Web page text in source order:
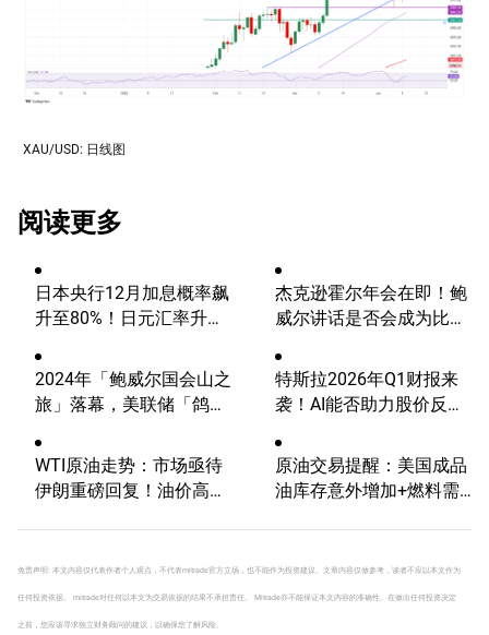
XAU/USD: 日线图
阅读更多
日本央行12月加息概率飙
升至80%！日元汇率升破
杰克逊霍尔年会在即！鲍
威尔讲话是否会成为比特
2024年「鲍威尔国会山之
旅」落幕，美联储「鸽
特斯拉2026年Q1财报来
袭！AI能否助力股价反
战！
WTI原油走势：市场亟待
伊朗重磅回复！油价高波
原油交易提醒：美国成品
油库存意外增加+燃料需
免责声明: 本文内容仅代表作者个人观点，不代表mitrade官方立场，也不能作为投资建议。文章内容仅做参考，读者不应以本文作为
任何投资依据。 mitrade对任何以本文为交易依据的结果不承担责任。 Mitrade亦不能保证本文内容的准确性。在做出任何投资决定
之前，您应该寻求独立财务顾问的建议，以确保您了解风险。